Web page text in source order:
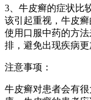
3、牛皮癣的症状比
该引起重视，牛皮
使用口服中药的方
排，避免出现疾病更
注意事项：
牛皮癣对患者会有